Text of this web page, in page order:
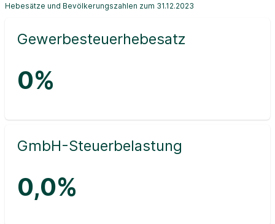
Hebesätze und Bevölkerungszahlen zum 31.12.2023
Gewerbesteuerhebesatz
0%
GmbH-Steuerbelastung
0,0%